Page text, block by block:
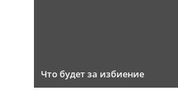
Что будет за избиение